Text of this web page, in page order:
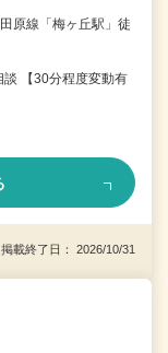
原線「梅ヶ丘駅」徒
【30分程度変動有
載終了日： 2026/10/31